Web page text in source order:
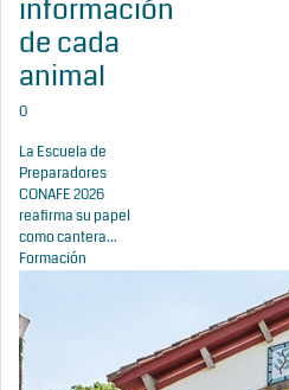
información
de cada
animal
0
La Escuela de
Preparadores
CONAFE 2026
reafirma su papel
como cantera...
Formación